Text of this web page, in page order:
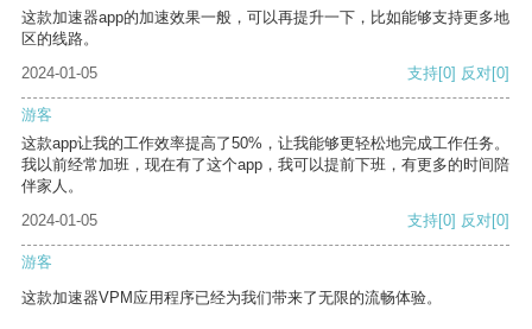
这款加速器app的加速效果一般，可以再提升一下，比如能够支持更多地
区的线路。
2024-01-05
支持[0] 反对[0]
游客
这款app让我的工作效率提高了50%，让我能够更轻松地完成工作任务。
我以前经常加班，现在有了这个app，我可以提前下班，有更多的时间陪
伴家人。
2024-01-05
支持[0] 反对[0]
游客
这款加速器VPM应用程序已经为我们带来了无限的流畅体验。